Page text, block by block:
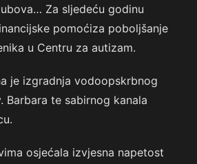
Za sljedeću godinu
pomoćiza poboljšanje
u Centru za autizam.
je izgradnja vodoopskrbnog
Barbara te sabirnog kanala
osjećala izvjesna napetost